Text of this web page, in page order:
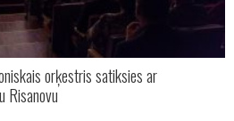
orķestris satiksies ar
Risanovu